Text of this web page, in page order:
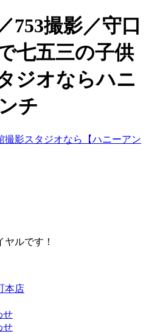
753撮影／守口
七五三の子供
ジオならハニ
チ
ヤルです！
本店
せ
せ